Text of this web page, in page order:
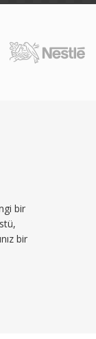
bir
bir